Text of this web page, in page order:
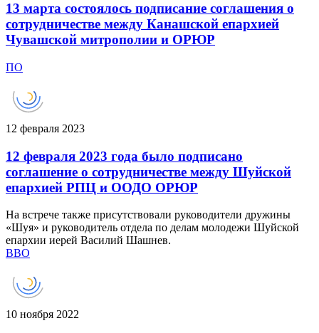
13 марта состоялось подписание соглашения о
сотрудничестве между Канашской епархией
Чувашской митрополии и ОРЮР
ПО
12 февраля 2023
12 февраля 2023 года было подписано
соглашение о сотрудничестве между Шуйской
епархией РПЦ и ООДО ОРЮР
На встрече также присутствовали руководители дружины
«Шуя» и руководитель отдела по делам молодежи Шуйской
епархии иерей Василий Шашнев.
ВВО
10 ноября 2022